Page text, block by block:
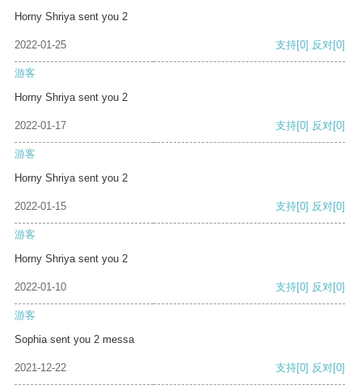
Horny Shriya sent you 2
2022-01-25 支持[0] 反对[0]
游客
Horny Shriya sent you 2
2022-01-17 支持[0] 反对[0]
游客
Horny Shriya sent you 2
2022-01-15 支持[0] 反对[0]
游客
Horny Shriya sent you 2
2022-01-10 支持[0] 反对[0]
游客
Sophia sent you 2 messa
2021-12-22 支持[0] 反对[0]